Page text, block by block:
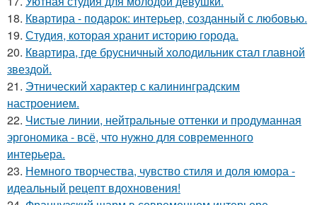
18. Квартира - подарок: интерьер, созданный с любовью.
19. Студия, которая хранит историю города.
20. Квартира, где брусничный холодильник стал главной
звездой.
21. Этнический характер с калининградским
настроением.
22. Чистые линии, нейтральные оттенки и продуманная
эргономика - всё, что нужно для современного
интерьера.
23. Немного творчества, чувство стиля и доля юмора -
идеальный рецепт вдохновения!